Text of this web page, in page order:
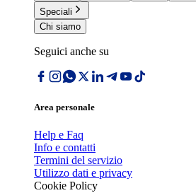
Speciali
Chi siamo
Seguici anche su
Area personale
Help e Faq
Info e contatti
Termini del servizio
Utilizzo dati e privacy
Cookie Policy